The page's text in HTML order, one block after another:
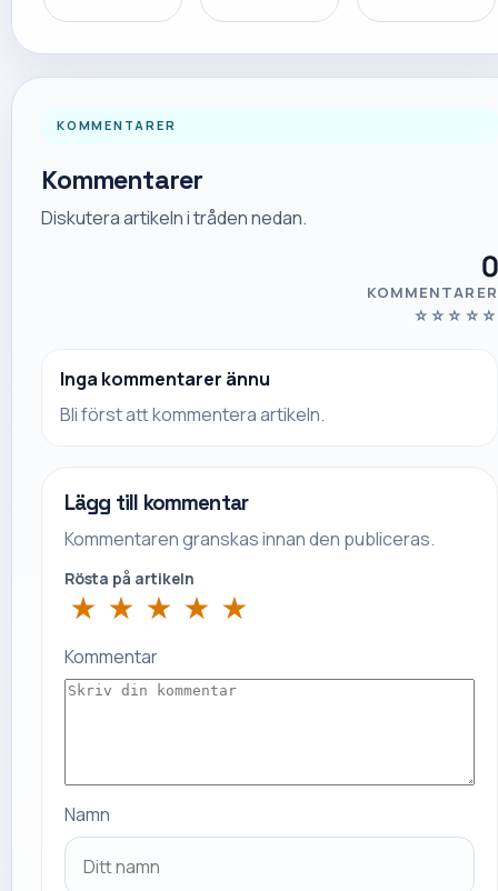
KOMMENTARER
Kommentarer
Diskutera artikeln i tråden nedan.
0
KOMMENTARER
☆ ☆ ☆ ☆ ☆
Inga kommentarer ännu
Bli först att kommentera artikeln.
Lägg till kommentar
Kommentaren granskas innan den publiceras.
Rösta på artikeln
★ ★ ★ ★ ★
Kommentar
Namn